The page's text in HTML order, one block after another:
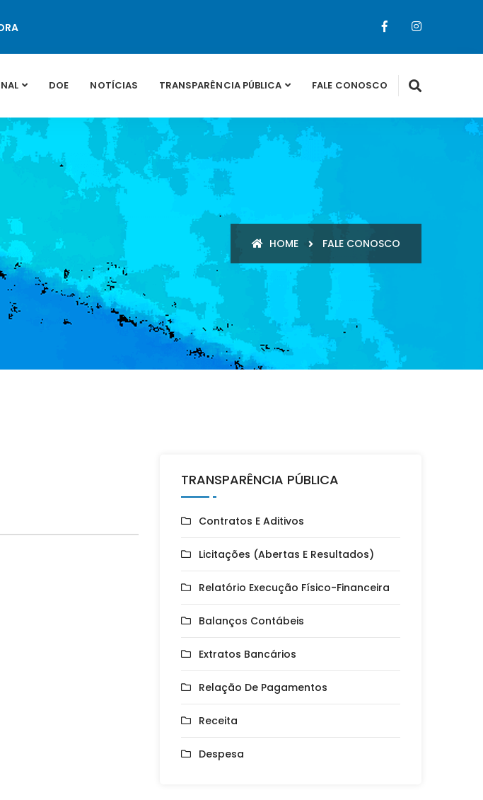
DOE NOTÍCIAS TRANSPARÊNCIA PÚBLICA FALE CONOSCO
HOME FALE CONOSCO
TRANSPARÊNCIA PÚBLICA
Contratos E Aditivos
Licitações (Abertas E Resultados)
Relatório Execução Físico-Financeira
Balanços Contábeis
Extratos Bancários
Relação De Pagamentos
Receita
Despesa